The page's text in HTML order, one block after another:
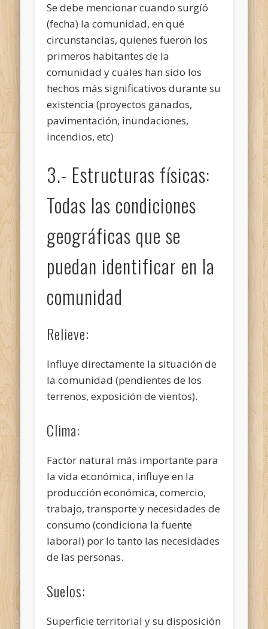
Se debe mencionar cuando surgíó
(fecha) la comunidad, en qué
circunstancias, quienes fueron los
primeros habitantes de la
comunidad y cuales han sido los
hechos más significativos durante su
existencia (proyectos ganados,
pavimentación, inundaciones,
incendios, etc)
3.- Estructuras físicas:
Todas las condiciones
geográficas que se
puedan identificar en la
comunidad
Relieve:
Influye directamente la situación de
la comunidad (pendientes de los
terrenos, exposición de vientos).
Clima:
Factor natural más importante para
la vida económica, influye en la
producción económica, comercio,
trabajo, transporte y necesidades de
consumo (condiciona la fuente
laboral) por lo tanto las necesidades
de las personas.
Suelos:
Superficie territorial y su disposición